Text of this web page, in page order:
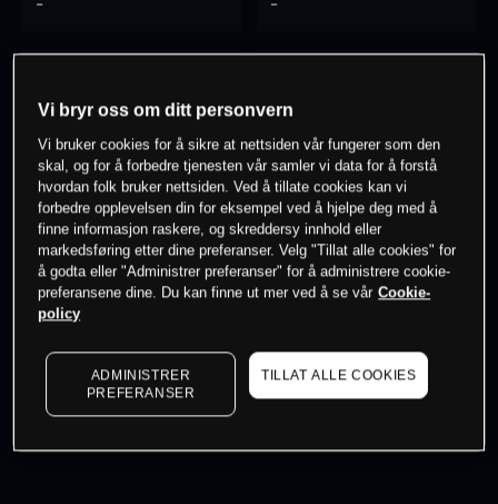
- -
-
0% av kunder erpå dette instrumentet
Søk om konto
Log in
Vi bryr oss om ditt personvern
Vi bruker cookies for å sikre at nettsiden vår fungerer som den
skal, og for å forbedre tjenesten vår samler vi data for å forstå
hvordan folk bruker nettsiden. Ved å tillate cookies kan vi
forbedre opplevelsen din for eksempel ved å hjelpe deg med å
finne informasjon raskere, og skreddersy innhold eller
markedsføring etter dine preferanser. Velg "Tillat alle cookies" for
å godta eller "Administrer preferanser" for å administrere cookie-
preferansene dine. Du kan finne ut mer ved å se vår Cookie-
policy
ADMINISTRER
PREFERANSER
TILLAT ALLE COOKIES